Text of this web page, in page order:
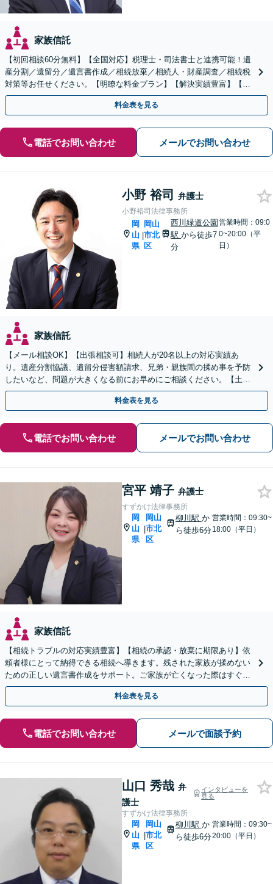
家族信託
【初回相談60分無料】【全国対応】税理士・司法書士と連携可能！遺
産分割／遺留分／遺言書作成／相続放棄／相続人・財産調査／相続税
対策等お任せください。【明瞭な料金プラン】【解決実績豊富】【電
話相談可】
料金表を見る
電話でお問い合わせ メールでお問い合わせ
小野 裕司 弁護士
小野裕司法律事務所
岡
山
県
|
岡山
市北
区
西川緑道公園
駅から徒歩7
分
営業時間：09:0
0~20:00（平
日）
家族信託
【メール相談OK】【出張相談可】相続人が20名以上の対応実績あ
り。遺産分割協議、遺留分侵害額請求、兄弟・親族間の揉め事を予防
したいなど、問題が大きくなる前にお早めにご相談ください。【土日
祝・夜間相談も可能】
料金表を見る
電話でお問い合わせ メールでお問い合わせ
宮平 靖子 弁護士
すずかけ法律事務所
岡
山
県
|
岡山
市北
区
柳川駅 か
ら徒歩6分
営業時間：09:30~
18:00（平日）
家族信託
【相続トラブルの対応実績豊富】【相続の承認・放棄に期限あり】依
頼者様にとって納得できる相続へ導きます。残された家族が揉めない
ための正しい遺言書作成をサポート。ご家族が亡くなった際はすぐに
弁護士に相談を！【安心の費用設計】【岡山駅徒歩10分】
料金表を見る
電話でお問い合わせ メールで面談予約
山口 秀哉 弁
護士
インタビューを
見る
すずかけ法律事務所
岡
山
県
|
岡山
市北
区
柳川駅 か
ら徒歩6分
営業時間：09:30~
20:00（平日）